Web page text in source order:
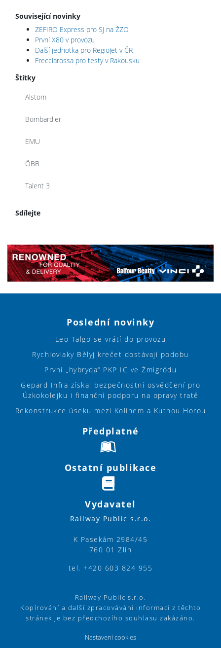
Související novinky
ZEFIRO Express pro SJ na ŽZO
První X80 v provozu
Další jednotka pro RegioJet v ČR
Frecciarossa pro testy v Rakousku
Štítky
Alstom
Bombardier
EMU
ÖBB
Talent 3
Sdílejte
Poslední novinky
Leo Talgo se vrátí do provozu
Rychlovlaky Bělyj krečet dostávají podobu
První „hybryda“ PKP IC ve Żmigródu
Gepard Infra získal bezpečnostní osvědčení pro
Úzkokolejku i finanční podporu na opravy tratě
Rekonstrukce úseku mezi Kolínem a Kutnou Horou
Předplatné
Ostatní publikace
Vydavatel
Railway Public s.r.o.
K Pasekám 2984/45
760 01 Zlín
tel. +420 603 824 955
Railway Public s.r.o.
Kopírování a další zpracovávání informací z těchto
stránek je bez předchozího souhlasu zakázáno.
Nastavení cookies